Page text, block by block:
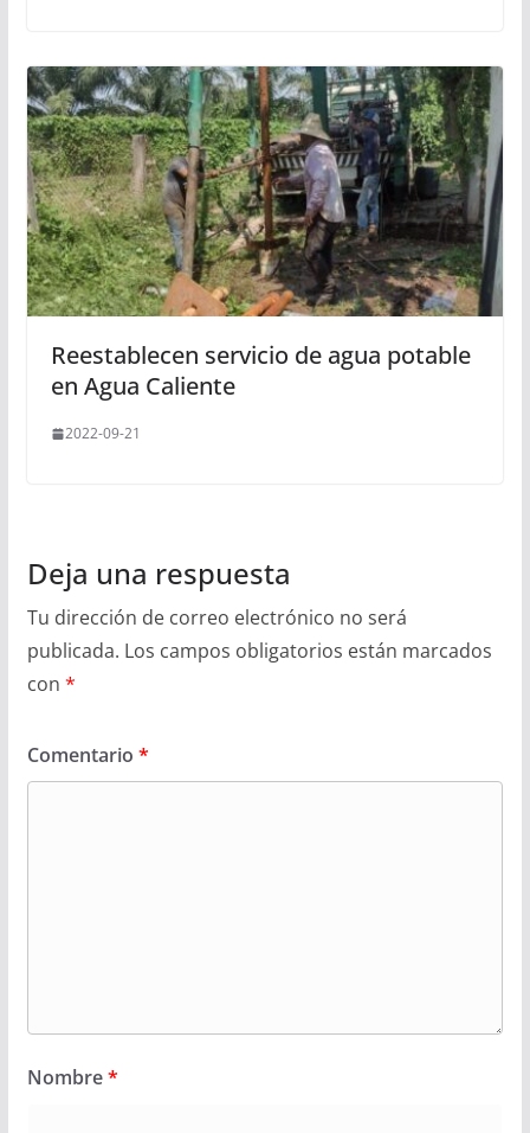
Reestablecen servicio de agua potable
en Agua Caliente
2022-09-21
Deja una respuesta
Tu dirección de correo electrónico no será
publicada. Los campos obligatorios están marcados
con *
Comentario *
Nombre*